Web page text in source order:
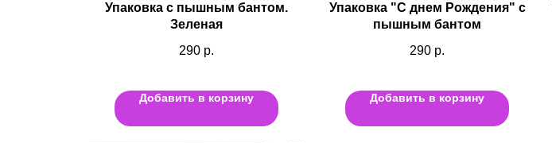
Упаковка с пышным бантом.
Зеленая
290 р.
Добавить в корзину
Упаковка "С днем Рождения" с
пышным бантом
290 р.
Добавить в корзину